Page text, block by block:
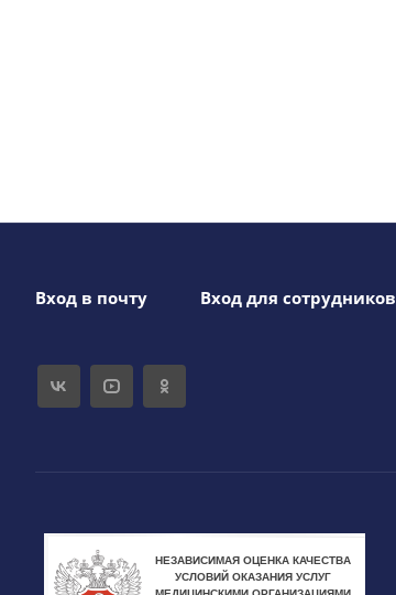
Вход в почту Вход для сотрудников